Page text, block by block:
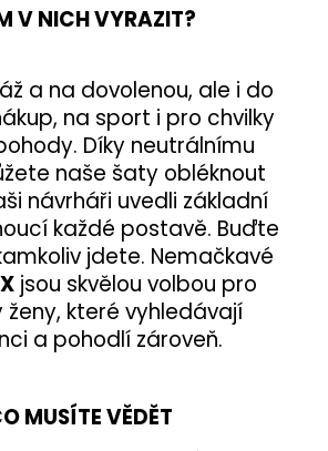
V NICH VYRAZIT?
a na dovolenou, ale i do
na sport i pro chvilky
Díky neutrálnímu
naše šaty obléknout
návrháři uvedli základní
každé postavě. Buďte
jdete. Nemačkavé
jsou skvělou volbou pro
ženy, které vyhledávají
a pohodlí zároveň.
MUSÍTE VĚDĚT